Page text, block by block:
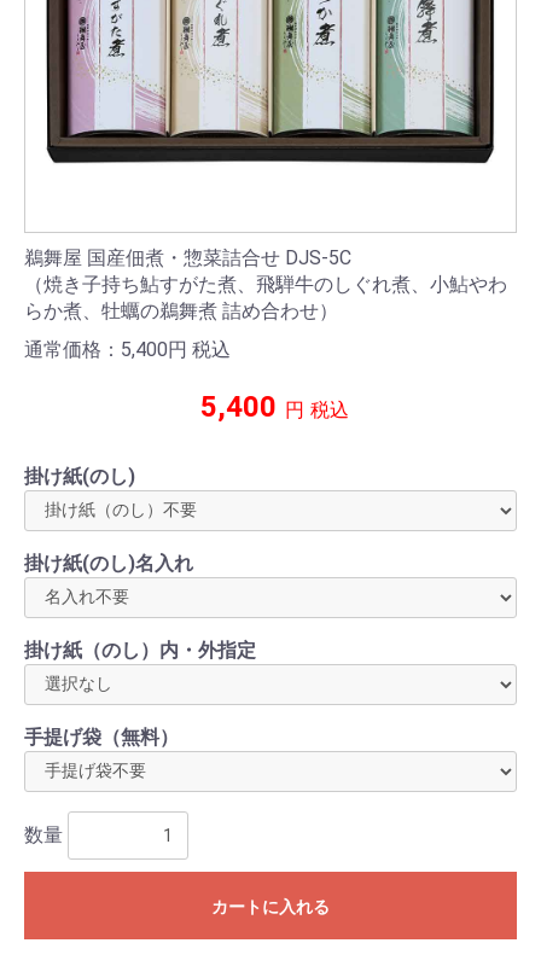
鵜舞屋 国産佃煮・惣菜詰合せ DJS-5C
（焼き子持ち鮎すがた煮、飛騨牛のしぐれ煮、小鮎やわ
らか煮、牡蠣の鵜舞煮 詰め合わせ）
通常価格：5,400円 税込
5,400 円 税込
掛け紙(のし)
掛け紙(のし)名入れ
掛け紙（のし）内・外指定
手提げ袋（無料）
数量
カートに入れる